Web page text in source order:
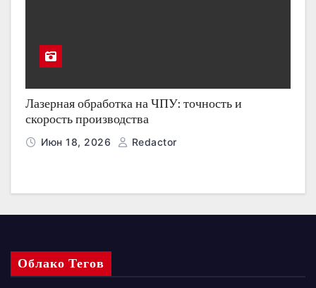
Лазерная обработка на ЧПУ: точность и
скорость производства
Июн 18, 2026 Redactor
Облако Тегов